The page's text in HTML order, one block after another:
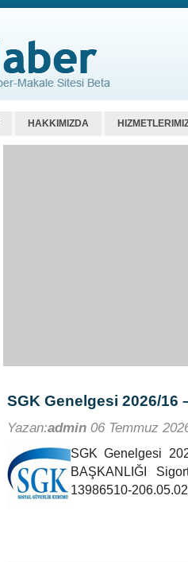
HAKKIMIZDA
SGK Genelgesi 2026/16
Yazan:admin 06 Temmuz
SGK Genelgesi
BAŞKANLIĞI
13986510-